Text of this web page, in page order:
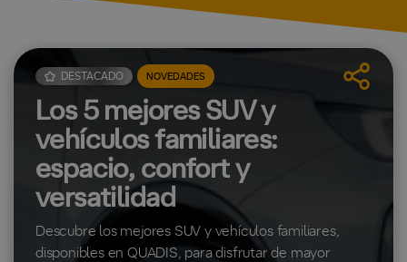
DESTACADO NOVEDADES
Los 5 mejores SUV y
vehículos familiares:
espacio, confort y
versatilidad
Descubre los mejores SUV y vehículos familiares,
disponibles en QUADIS, para disfrutar de mayor